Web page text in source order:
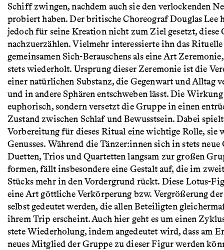
Schiff zwingen, nachdem auch sie den verlockenden
probiert haben. Der britische Choreograf Douglas Lee
jedoch für seine Kreation nicht zum Ziel gesetzt, diese
nachzuerzählen. Vielmehr interessierte ihn das Rituelle
gemeinsamen Sich-Berauschens als eine Art
stets wiederholt. Ursprung dieser Zeremonie ist die
einer natürlichen Substanz, die Gegenwart und Alltag
und in andere Sphären entschweben lässt. Die
euphorisch, sondern versetzt die Gruppe in einen
Zustand zwischen Schlaf und Bewusstsein. Dabei
Vorbereitung für dieses Ritual eine wichtige Rolle, sie
Genusses. Während die Tänzer:innen sich in stets neue
Duetten, Trios und Quartetten langsam zur großen
formen, fällt insbesondere eine Gestalt auf, die im
Stücks mehr in den Vordergrund rückt. Diese Lotus-
eine Art göttliche Verkörperung bzw. Vergrößerung
selbst gedeutet werden, die allen Beteiligten
ihrem Trip erscheint. Auch hier geht es um einen
stete Wiederholung, indem angedeutet wird, dass am
neues Mitglied der Gruppe zu dieser Figur werden